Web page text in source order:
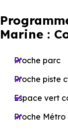
Marine :
Proche parc
Proche piste
Espace vert
Proche Métro